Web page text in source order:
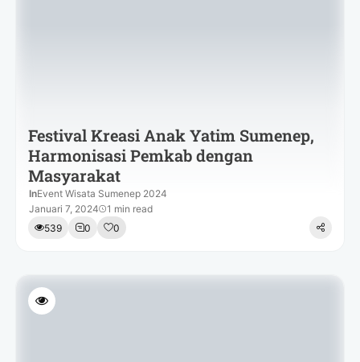
Festival Kreasi Anak Yatim Sumenep,
Harmonisasi Pemkab dengan
Masyarakat
InEvent Wisata Sumenep 2024
Januari 7, 2024
1 min read
539
0 0